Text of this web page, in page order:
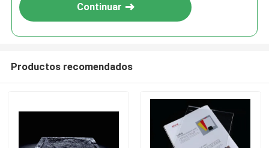
Continuar
Productos recomendados